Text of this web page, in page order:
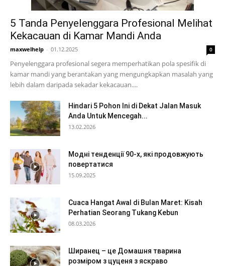
5 Tanda Penyelenggara Profesional Melihat
Kekacauan di Kamar Mandi Anda
maxwelhelp - 01.12.2025 0
Penyelenggara profesional segera memperhatikan pola spesifik di
kamar mandi yang berantakan yang mengungkapkan masalah yang
lebih dalam daripada sekadar kekacauan....
Hindari 5 Pohon Ini di Dekat Jalan Masuk
Anda Untuk Mencegah...
13.02.2026
Модні тенденції 90-х, які продовжують
повертатися
15.09.2025
Cuaca Hangat Awal di Bulan Maret: Kisah
Perhatian Seorang Tukang Kebun
08.03.2026
Ширанец – це Домашня тварина
розміром з цуценя з яскраво